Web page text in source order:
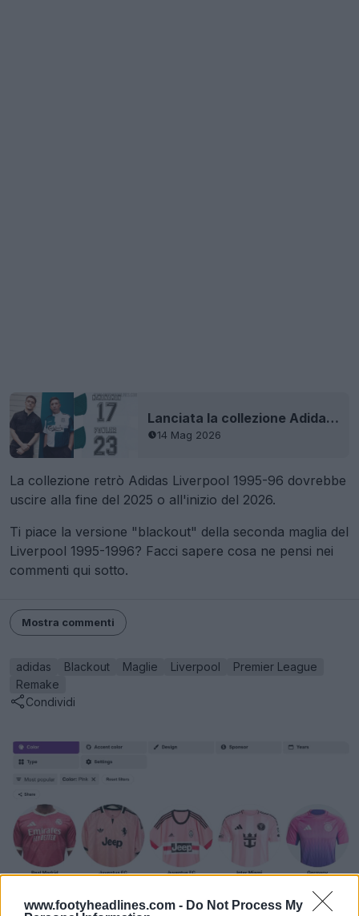
www.footyheadlines.com - Do Not Process My
Lanciata la collezione Adidas Liverpool 1995 Remake - Nomi originali
14 Mag 2026
La collezione retrò Adidas Liverpool 1995-96 dovrebbe
uscire alla fine del 2025 o all'inizio del 2026.
Ti piace la versione "blackout" della seconda maglia del
Liverpool 1995-1996? Facci sapere cosa ne pensi nei
commenti qui sotto.
Mostra commenti
adidas Blackout Maglie Liverpool
Premier League
Remake
Condividi